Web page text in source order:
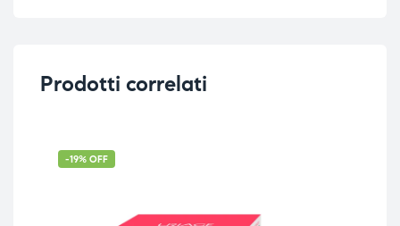
Prodotti correlati
-19% OFF